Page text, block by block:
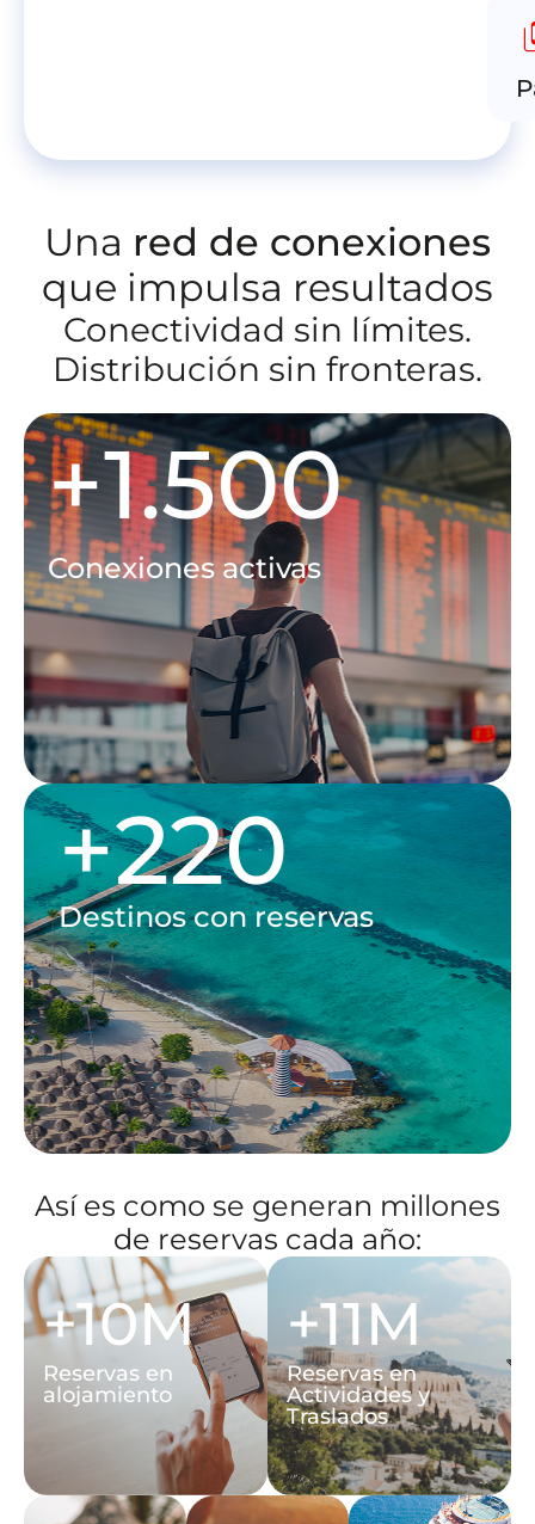
Una red de conexiones
que impulsa resultados
Conectividad sin límites.
Distribución sin fronteras.
Conexiones activas
+1.500
Destinos con reservas
+220
Así es como se generan millones
de reservas cada año:
+10M
Reservas en
alojamiento
+11M
Reservas en
Actividades y
Traslados